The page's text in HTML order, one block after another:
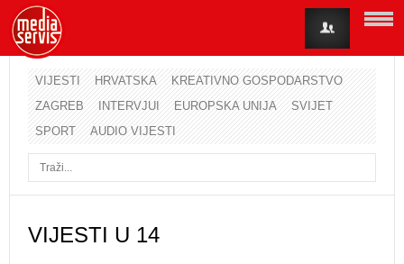
VIJESTI HRVATSKA
KREATIVNO GOSPODARSTVO
ZAGREB
INTERVJUI EUROPSKA UNIJA
SVIJET
SPORT
AUDIO VIJESTI
VIJESTI U 14
Korisničko ime
Lozinka